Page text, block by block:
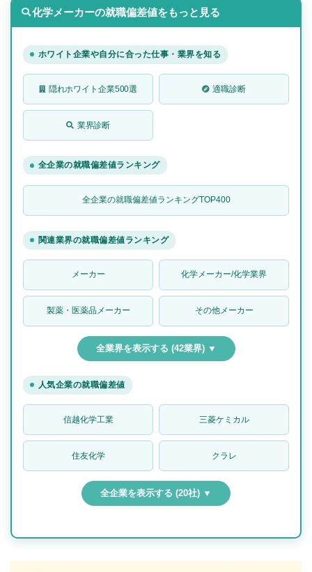
化学メーカーの就職偏差値をもっと見る
ホワイト企業や自分に合った仕事・業界を知る
隠れホワイト企業500選 適職診断
業界診断
全企業の就職偏差値ランキング
全企業の就職偏差値ランキングTOP400
関連業界の就職偏差値ランキング
メーカー 化学メーカー/化学業界
製薬・医薬品メーカー その他メーカー
全業界を表示する (42業界) ▼
人気企業の就職偏差値
信越化学工業 三菱ケミカル
住友化学 クラレ
全企業を表示する (20社) ▼